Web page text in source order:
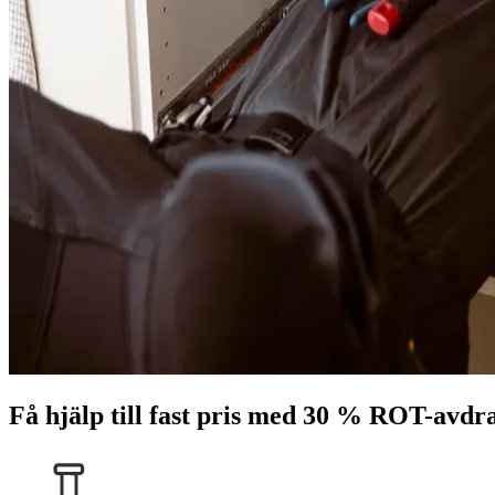
Få hjälp till fast pris med 30 % ROT-